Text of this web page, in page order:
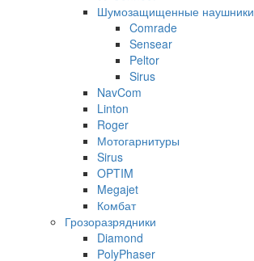
Шумозащищенные наушники
Comrade
Sensear
Peltor
Sirus
NavCom
Linton
Roger
Мотогарнитуры
Sirus
OPTIM
Megajet
Комбат
Грозоразрядники
Diamond
PolyPhaser